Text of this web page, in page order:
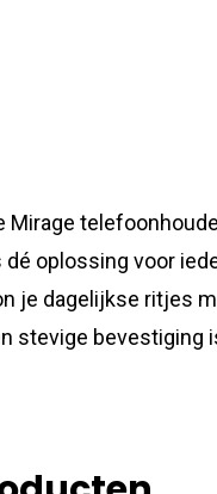
Mirage
dé oplossing voor
je dagelijkse ritjes
stevige